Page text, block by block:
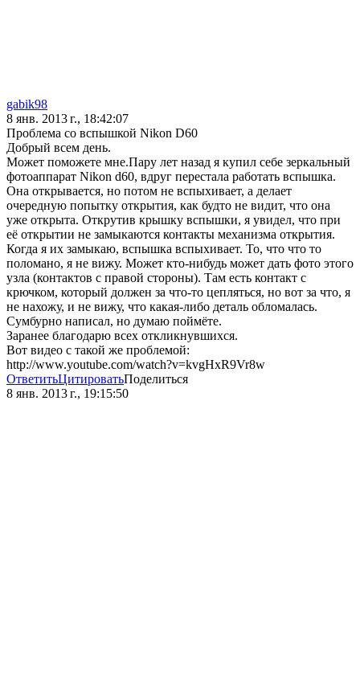
gabik98
8 янв. 2013 г., 18:42:07
Проблема со вспышкой Nikon D60
Добрый всем день.
Может поможете мне.Пару лет назад я купил себе зеркальный
фотоаппарат Nikon d60, вдруг перестала работать вспышка.
Она открывается, но потом не вспыхивает, а делает
очередную попытку открытия, как будто не видит, что она
уже открыта. Открутив крышку вспышки, я увидел, что при
её открытии не замыкаются контакты механизма открытия.
Когда я их замыкаю, вспышка вспыхивает. То, что что то
поломано, я не вижу. Может кто-нибудь может дать фото этого
узла (контактов с правой стороны). Там есть контакт с
крючком, который должен за что-то цепляться, но вот за что, я
не нахожу, и не вижу, что какая-либо деталь обломалась.
Сумбурно написал, но думаю поймёте.
Заранее благодарю всех откликнувшихся.
Вот видео с такой же проблемой:
http://www.youtube.com/watch?v=kvgHxR9Vr8w
ОтветитьЦитироватьПоделиться
8 янв. 2013 г., 19:15:50